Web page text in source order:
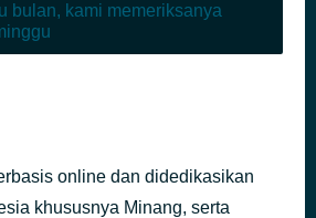
bulan, kami memeriksanya
online dan didedikasikan
khususnya Minang, serta